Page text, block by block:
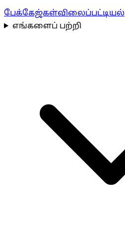
பேக்கேஜ்கள்விலைப்பட்டியல்
எங்களைப் பற்றி